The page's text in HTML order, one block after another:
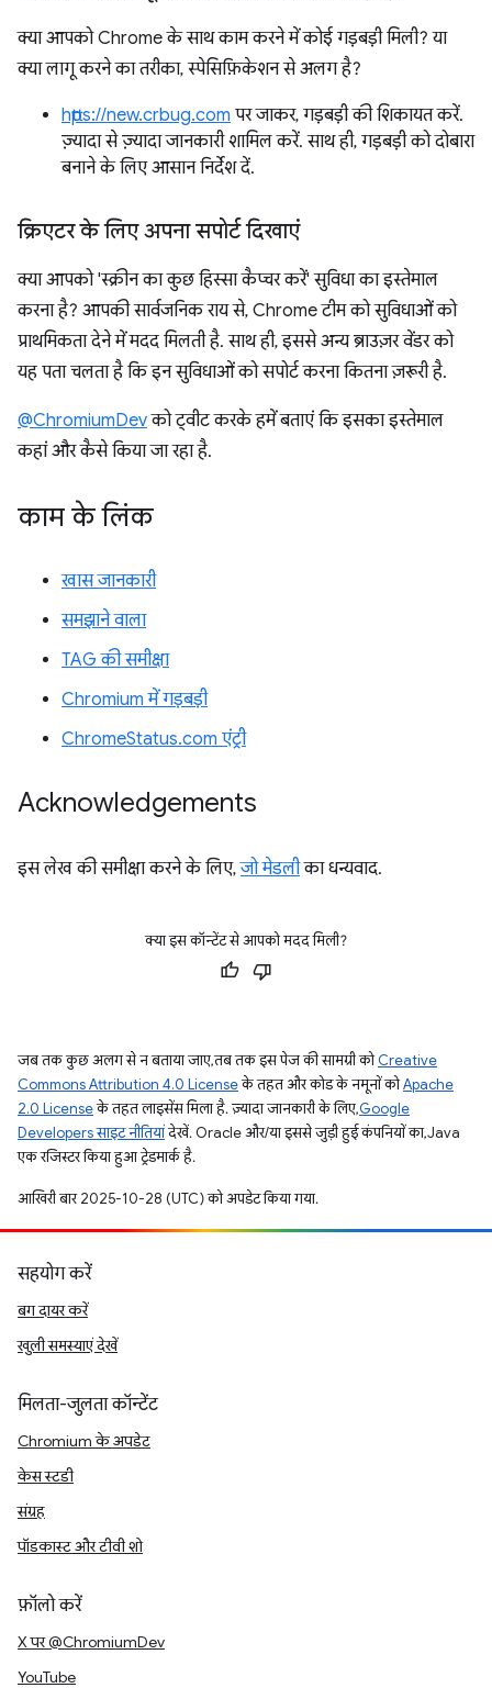
क्या आपको Chrome के साथ काम करने में कोई गड़बड़ी मिली? या
क्या लागू करने का तरीका, स्पेसिफ़िकेशन से अलग है?
https://new.crbug.com पर जाकर, गड़बड़ी की शिकायत करें.
ज़्यादा से ज़्यादा जानकारी शामिल करें. साथ ही, गड़बड़ी को दोबारा
बनाने के लिए आसान निर्देश दें.
क्रिएटर के लिए अपना सपोर्ट दिखाएं
क्या आपको 'स्क्रीन का कुछ हिस्सा कैप्चर करें' सुविधा का इस्तेमाल
करना है? आपकी सार्वजनिक राय से, Chrome टीम को सुविधाओं को
प्राथमिकता देने में मदद मिलती है. साथ ही, इससे अन्य ब्राउज़र वेंडर को
यह पता चलता है कि इन सुविधाओं को सपोर्ट करना कितना ज़रूरी है.
@ChromiumDevको ट्वीट करके हमें बताएं कि इसका इस्तेमाल
कहां और कैसे किया जा रहा है.
काम के लिंक
खास जानकारी
समझाने वाला
TAG की समीक्षा
Chromium में गड़बड़ी
ChromeStatus.com एंट्री
Acknowledgements
इस लेख की समीक्षा करने के लिए,जो मेडलीका धन्यवाद.
क्या इस कॉन्टेंट से आपको मदद मिली?
जब तक कुछ अलग से न बताया जाए, तब तक इस पेज की सामग्री कोCreative
Commons Attribution 4.0 Licenseके तहत और कोड के नमूनों कोApache
2.0 Licenseके तहत लाइसेंस मिला है. ज़्यादा जानकारी के लिए,Google
Developers साइट नीतियांदेखें. Oracle और/या इससे जुड़ी हुई कंपनियों का, Java
एक रजिस्टर किया हुआ ट्रेडमार्क है.
आखिरी बार 2025-10-28 (UTC) को अपडेट किया गया.
सहयोग करें
बग दायर करें
खुली समस्याएं देखें
मिलता-जुलता कॉन्टेंट
Chromium के अपडेट
केस स्टडी
संग्रह
पॉडकास्ट और टीवी शो
फ़ॉलो करें
X पर @ChromiumDev
YouTube